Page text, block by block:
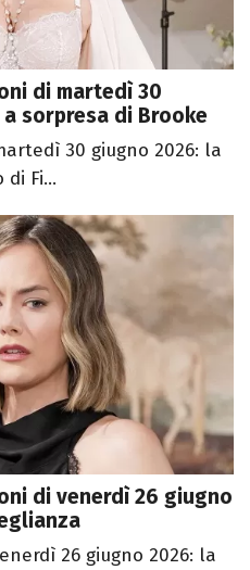
di martedì 30
sorpresa di Brooke
30 giugno 2026: la
Fi...
di venerdì 26 giugno
26 giugno 2026: la